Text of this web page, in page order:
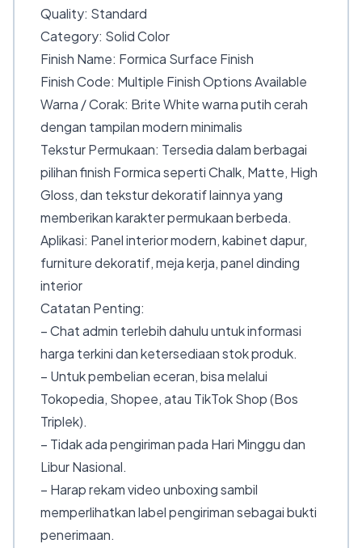
Quality: Standard
Category: Solid Color
Finish Name: Formica Surface Finish
Finish Code: Multiple Finish Options Available
Warna / Corak: Brite White warna putih cerah
dengan tampilan modern minimalis
Tekstur Permukaan: Tersedia dalam berbagai
pilihan finish Formica seperti Chalk, Matte, High
Gloss, dan tekstur dekoratif lainnya yang
memberikan karakter permukaan berbeda.
Aplikasi: Panel interior modern, kabinet dapur,
furniture dekoratif, meja kerja, panel dinding
interior
Catatan Penting:
– Chat admin terlebih dahulu untuk informasi
harga terkini dan ketersediaan stok produk.
– Untuk pembelian eceran, bisa melalui
Tokopedia, Shopee, atau TikTok Shop (Bos
Triplek).
– Tidak ada pengiriman pada Hari Minggu dan
Libur Nasional.
– Harap rekam video unboxing sambil
memperlihatkan label pengiriman sebagai bukti
penerimaan.